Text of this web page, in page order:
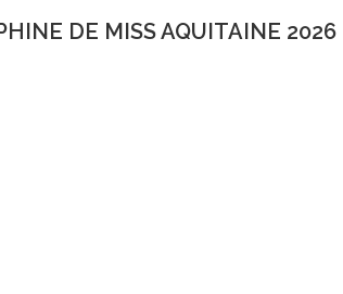
DE MISS AQUITAINE 2026